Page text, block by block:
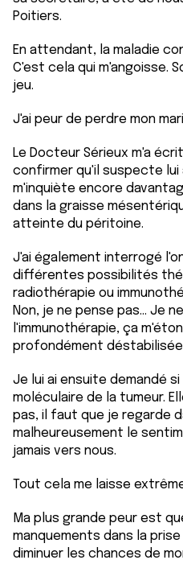
Poitiers.
En attendant, la maladie
C'est cela qui m'angoisse.
jeu.
J'ai peur de perdre mon
Le Docteur Sérieux m'a
confirmer qu'il suspecte lui
m'inquiète encore
dans la graisse
atteinte du péritoine.
J'ai également interrogé
différentes possibilités
radiothérapie ou
Non, je ne pense pas… Je
l'immunothérapie, ça
profondément
Je lui ai ensuite demandé
moléculaire de la tumeur.
pas, il faut que je regarde
malheureusement le
jamais vers nous.
Tout cela me laisse
Ma plus grande peur est
manquements dans la
diminuer les chances de